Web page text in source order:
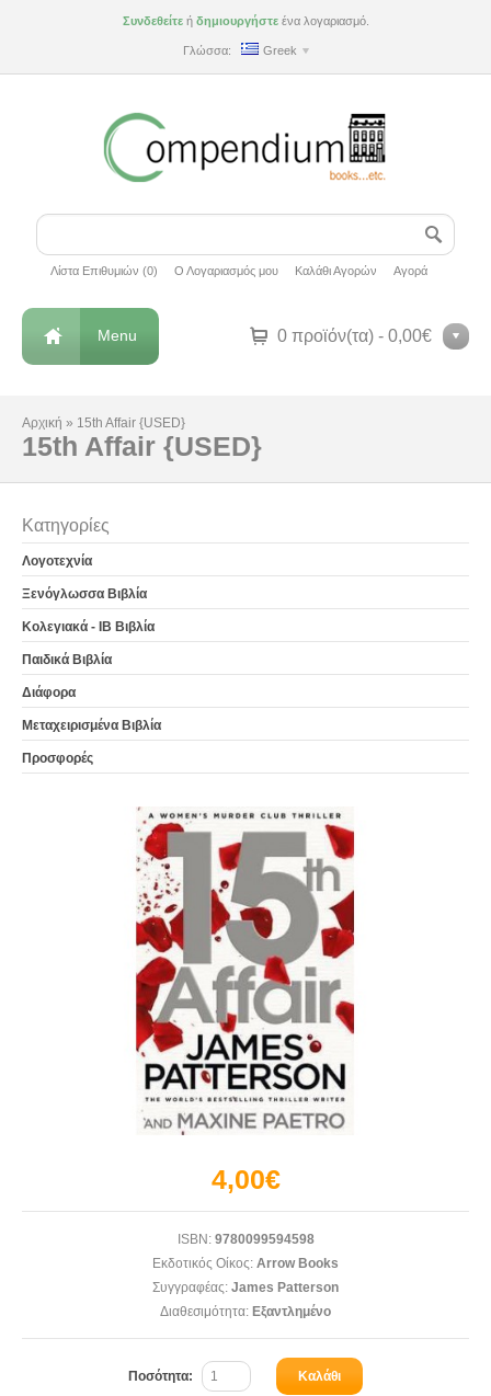
Συνδεθείτεή δημιουργήστεένα λογαριασμό.
Γλώσσα: Greek
Λίστα Επιθυμιών (0) Ο Λογαριασμός μου Καλάθι Αγορών Αγορά
0 προϊόν(τα) - 0,00€
Menu
Αρχική » 15th Affair {USED}
15th Affair {USED}
Κατηγορίες
Λογοτεχνία
Ξενόγλωσσα Βιβλία
Κολεγιακά - IB Βιβλία
Παιδικά Βιβλία
Διάφορα
Μεταχειρισμένα Βιβλία
Προσφορές
4,00€
ISBN:9780099594598
Εκδοτικός Οίκος: Arrow Books
Συγγραφέας: James Patterson
Διαθεσιμότητα: Εξαντλημένο
Ποσότητα: Καλάθι